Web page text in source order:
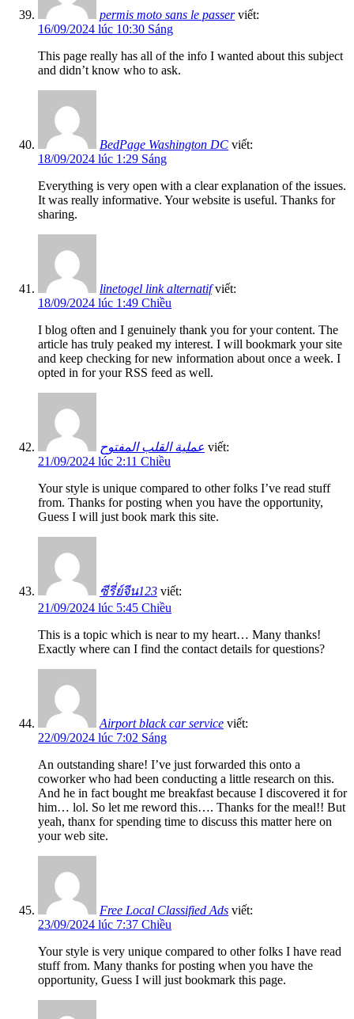
permis moto sans le passer viết:
16/09/2024 lúc 10:30 Sáng
This page really has all of the info I wanted about this subject
and didn’t know who to ask.
BedPage Washington DC viết:
18/09/2024 lúc 1:29 Sáng
Everything is very open with a clear explanation of the issues.
It was really informative. Your website is useful. Thanks for
sharing.
linetogel link alternatif viết:
18/09/2024 lúc 1:49 Chiều
I blog often and I genuinely thank you for your content. The
article has truly peaked my interest. I will bookmark your site
and keep checking for new information about once a week. I
opted in for your RSS feed as well.
عملية القلب المفتوح viết:
21/09/2024 lúc 2:11 Chiều
Your style is unique compared to other folks I’ve read stuff
from. Thanks for posting when you have the opportunity,
Guess I will just book mark this site.
ซีรี่ย์จีน123 viết:
21/09/2024 lúc 5:45 Chiều
This is a topic which is near to my heart… Many thanks!
Exactly where can I find the contact details for questions?
Airport black car service viết:
22/09/2024 lúc 7:02 Sáng
An outstanding share! I’ve just forwarded this onto a
coworker who had been conducting a little research on this.
And he in fact bought me breakfast because I discovered it for
him… lol. So let me reword this…. Thanks for the meal!! But
yeah, thanx for spending time to discuss this matter here on
your web site.
Free Local Classified Ads viết:
23/09/2024 lúc 7:37 Chiều
Your style is very unique compared to other folks I have read
stuff from. Many thanks for posting when you have the
opportunity, Guess I will just bookmark this page.